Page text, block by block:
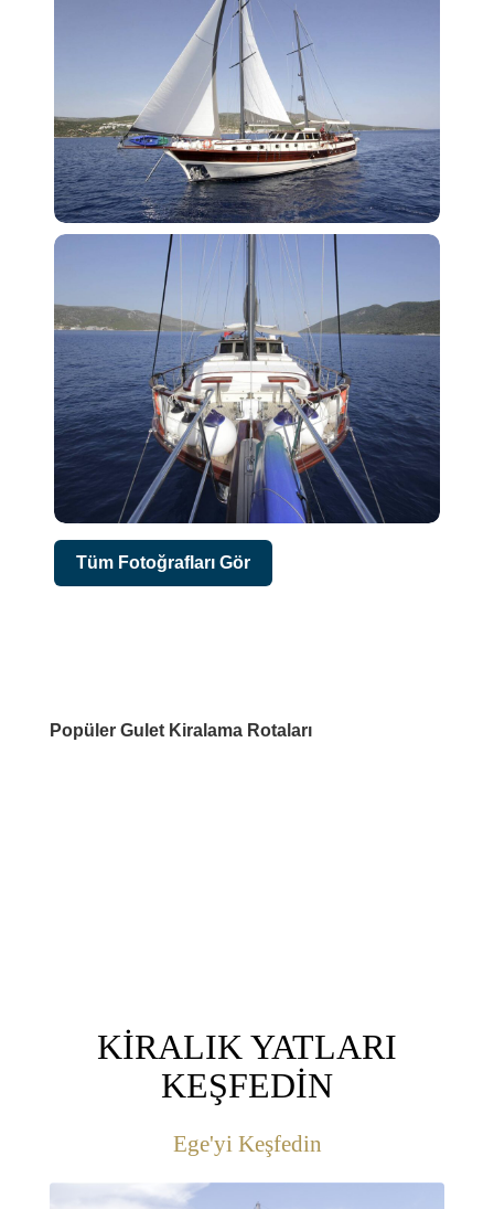
Tüm Fotoğrafları Gör
Popüler Gulet Kiralama Rotaları
KİRALIK YATLARI
KEŞFEDİN
Ege'yi Keşfedin